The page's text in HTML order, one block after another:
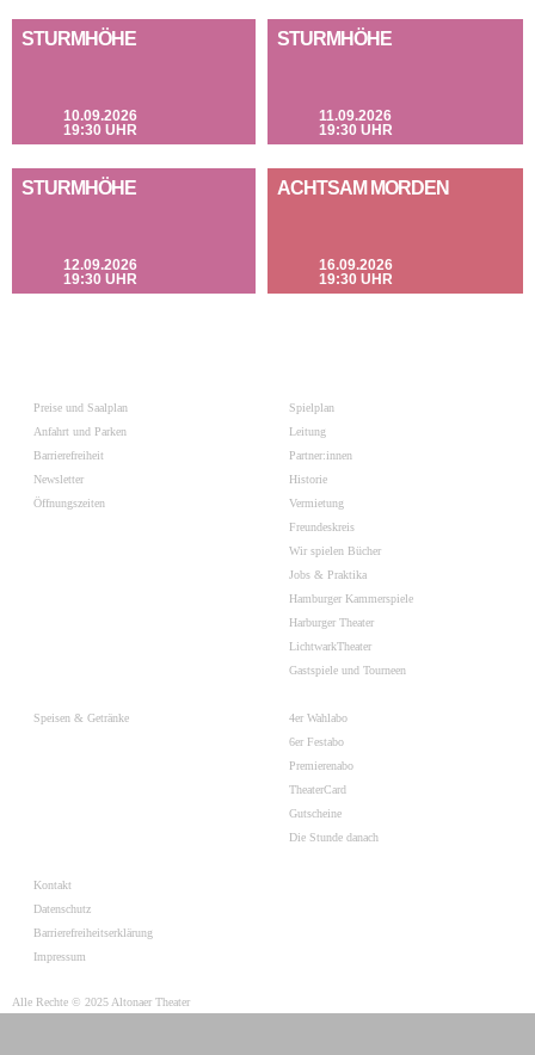
STURMHÖHE
10.09.2026
19:30 UHR
STURMHÖHE
11.09.2026
19:30 UHR
STURMHÖHE
12.09.2026
19:30 UHR
ACHTSAM MORDEN
16.09.2026
19:30 UHR
Preise und Saalplan
Anfahrt und Parken
Barrierefreiheit
Newsletter
Öffnungszeiten
Spielplan
Leitung
Partner:innen
Historie
Vermietung
Freundeskreis
Wir spielen Bücher
Jobs & Praktika
Hamburger Kammerspiele
Harburger Theater
LichtwarkTheater
Gastspiele und Tourneen
Speisen & Getränke
4er Wahlabo
6er Festabo
Premierenabo
TheaterCard
Gutscheine
Die Stunde danach
Kontakt
Datenschutz
Barrierefreiheitserklärung
Impressum
Alle Rechte © 2025 Altonaer Theater